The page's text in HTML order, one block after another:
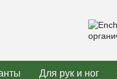
Для рук и ног